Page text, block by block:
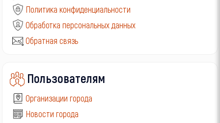
Политика конфиденциальности
Обработка персональных данных
Обратная связь
Пользователям
Организации города
Новости города